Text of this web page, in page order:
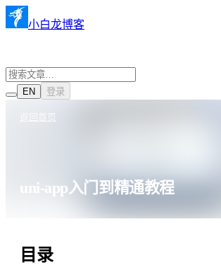
小白龙博客
EN 登录
返回首页
uni-app入门到精通教程
目录